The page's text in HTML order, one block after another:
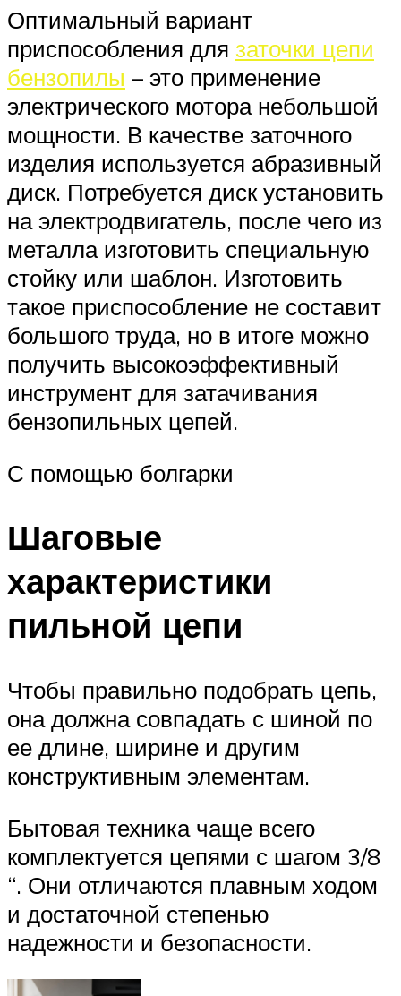
Оптимальный вариант
приспособления для заточки цепи
бензопилы – это применение
электрического мотора небольшой
мощности. В качестве заточного
изделия используется абразивный
диск. Потребуется диск установить
на электродвигатель, после чего из
металла изготовить специальную
стойку или шаблон. Изготовить
такое приспособление не составит
большого труда, но в итоге можно
получить высокоэффективный
инструмент для затачивания
бензопильных цепей.
С помощью болгарки
Шаговые
характеристики
пильной цепи
Чтобы правильно подобрать цепь,
она должна совпадать с шиной по
ее длине, ширине и другим
конструктивным элементам.
Бытовая техника чаще всего
комплектуется цепями с шагом 3/8
“. Они отличаются плавным ходом
и достаточной степенью
надежности и безопасности.